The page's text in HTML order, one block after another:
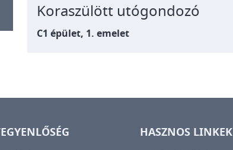
Koraszülött utógondozó
C1 épület, 1. emelet
HASZNOS LINKEK